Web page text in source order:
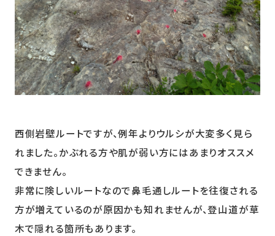
西側岩壁ルートですが、例年よりウルシが大変多く見ら
れました。かぶれる方や肌が弱い方にはあまりオススメ
できません。
非常に険しいルートなので鼻毛通しルートを往復される
方が増えているのが原因かも知れませんが、登山道が草
木で隠れる箇所もあります。